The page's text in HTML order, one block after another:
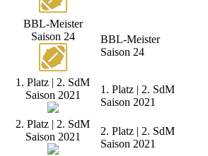
BBL-Meister
Saison 24
BBL-Meister
Saison 24
1. Platz | 2. SdM
Saison 2021
1. Platz | 2. SdM
Saison 2021
2. Platz | 2. SdM
Saison 2021
2. Platz | 2. SdM
Saison 2021